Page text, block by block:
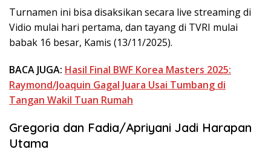
Turnamen ini bisa disaksikan secara live streaming di
Vidio mulai hari pertama, dan tayang di TVRI mulai
babak 16 besar, Kamis (13/11/2025).
BACA JUGA: Hasil Final BWF Korea Masters 2025:
Raymond/Joaquin Gagal Juara Usai Tumbang di
Tangan Wakil Tuan Rumah
Gregoria dan Fadia/Apriyani Jadi Harapan
Utama